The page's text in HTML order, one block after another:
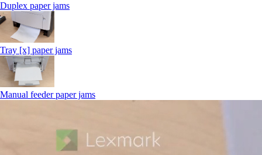
Duplex paper jams
Tray [x] paper jams
Manual feeder paper jams